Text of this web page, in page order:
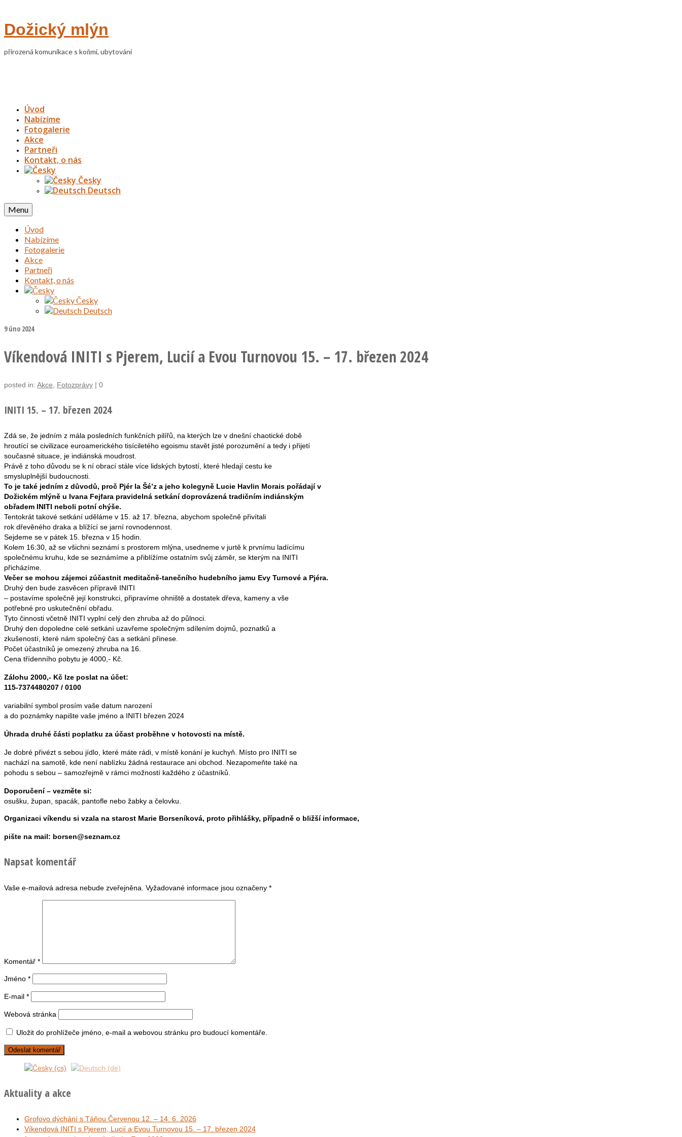
Dožický mlýn
přirozená komunikace s koňmi, ubytování
Úvod
Nabízíme
Fotogalerie
Akce
Partneři
Kontakt, o nás
Česky
Deutsch
Menu
Úvod
Nabízíme
Fotogalerie
Akce
Partneři
Kontakt, o nás
Česky
Deutsch
9úno 2024
Víkendová INITI s Pjerem, Lucií a Evou Turnovou 15. – 17. březen 2024
posted in: Akce Fotozprávy | 0
INITI 15. – 17. březen 2024
Zdá se, že jedním z mála posledních funkčních pilířů, na kterých lze v dnešní chaotické době
hroutící se civilizace euroamerického tisíciletého egoismu stavět jisté porozumění a tedy i přijetí
současné situace, je indiánská moudrost.
Právě z toho důvodu se k ní obrací stále více lidských bytostí, které hledají cestu ke
smysluplnější budoucnosti.
To je také jedním z důvodů, proč Pjér la Šé’z a jeho kolegyně Lucie Havlin Morais pořádají v
Dožickém mlýně u Ivana Fejfara pravidelná setkání doprovázená tradičním indiánským
obřadem INITI neboli potní chýše.
Tentokrát takové setkání uděláme v 15. až 17. března, abychom společně přivítali
rok dřevěného draka a blížící se jarní rovnodennost.
Sejdeme se v pátek 15. března v 15 hodin.
Kolem 16:30, až se všichni seznámí s prostorem mlýna, usedneme v jurtě k prvnímu ladícímu
společnému kruhu, kde se seznámíme a přiblížíme ostatním svůj záměr, se kterým na INITI
přicházíme.
Večer se mohou zájemci zúčastnit meditačně-tanečního hudebního jamu Evy Turnové a Pjéra.
Druhý den bude zasvěcen přípravě INITI
– postavíme společně její konstrukci, připravíme ohniště a dostatek dřeva, kameny a vše
potřebné pro uskutečnění obřadu.
Tyto činnosti včetně INITI vyplní celý den zhruba až do půlnoci.
Druhý den dopoledne celé setkání uzavřeme společným sdílením dojmů, poznatků a
zkušeností, které nám společný čas a setkání přinese.
Počet účastníků je omezený zhruba na 16.
Cena třídenního pobytu je 4000,- Kč.
Zálohu 2000,- Kč lze poslat na účet:
115-7374480207 / 0100
variabilní symbol prosím vaše datum narození
a do poznámky napište vaše jméno a INITI březen 2024
Úhrada druhé části poplatku za účast proběhne v hotovosti na místě.
Je dobré přivézt s sebou jídlo, které máte rádi, v místě konání je kuchyň. Místo pro INITI se
nachází na samotě, kde není nablízku žádná restaurace ani obchod. Nezapomeňte také na
pohodu s sebou – samozřejmě v rámci možností každého z účastníků.
Doporučení – vezměte si:
osušku, župan, spacák, pantofle nebo žabky a čelovku.
Organizaci víkendu si vzala na starost Marie Borseníková, proto přihlášky, případně o bližší informace,
pište na mail: borsen@seznam.cz
Napsat komentář
Vaše e-mailová adresa nebude zveřejněna. Vyžadované informace jsou označeny *
Komentář *
Jméno *
E-mail *
Webová stránka
Uložit do prohlížeče jméno, e-mail a webovou stránku pro budoucí komentáře.
Aktuality a akce
Grofovo dýchání s Táňou Červenou 12. – 14. 6. 2026
Víkendová INITI s Pjerem, Lucií a Evou Turnovou 15. – 17. březen 2024